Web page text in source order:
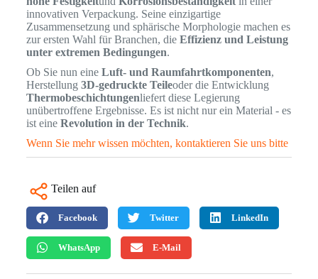
innovativen Verpackung. Seine einzigartige
Zusammensetzung und sphärische Morphologie machen es
zur ersten Wahl für Branchen, die Effizienz und Leistung
unter extremen Bedingungen.
Ob Sie nun eine Luft- und Raumfahrtkomponenten,
Herstellung 3D-gedruckte Teileoder die Entwicklung
Thermobeschichtungenliefert diese Legierung
unübertroffene Ergebnisse. Es ist nicht nur ein Material - es
ist eine Revolution in der Technik.
Wenn Sie mehr wissen möchten, kontaktieren Sie uns bitte
Teilen auf
Facebook Twitter LinkedIn
WhatsApp E-Mail